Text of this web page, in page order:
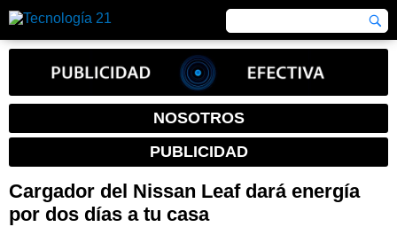
NOSOTROS
PUBLICIDAD
Cargador del Nissan Leaf dará energía
por dos días a tu casa